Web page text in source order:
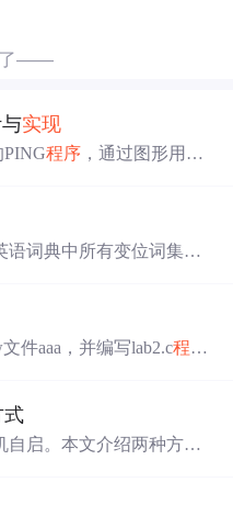
——
实现
PING程序 ，通过图形用户
语词典中所有变位词集合
件aaa，并编写lab2.c程序
终
行正常，符合预期。
式
自启。本文介绍两种方